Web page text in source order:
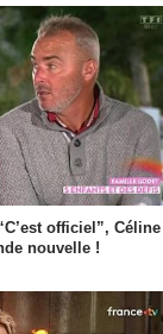
officiel”, Céline
nouvelle !